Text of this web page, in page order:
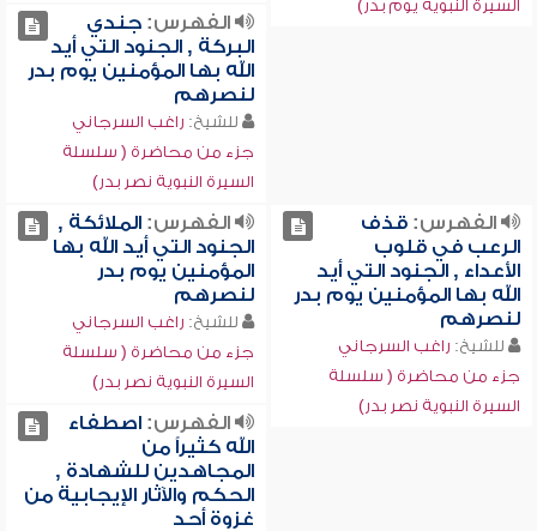
السيرة النبوية يوم بدر)
الفهرس:جندي
البركة , الجنود التي أيد
الله بها المؤمنين يوم بدر
لنصرهم
للشيخ: راغب السرجاني
جزء من محاضرة ( سلسلة
السيرة النبوية نصر بدر)
الفهرس:قذف
الرعب في قلوب
الأعداء , الجنود التي أيد
الله بها المؤمنين يوم بدر
لنصرهم
للشيخ: راغب السرجاني
جزء من محاضرة ( سلسلة
السيرة النبوية نصر بدر)
الفهرس:الملائكة ,
الجنود التي أيد الله بها
المؤمنين يوم بدر
لنصرهم
للشيخ: راغب السرجاني
جزء من محاضرة ( سلسلة
السيرة النبوية نصر بدر)
الفهرس:اصطفاء
الله كثيراً من
المجاهدين للشهادة ,
الحكم والآثار الإيجابية من
غزوة أحد